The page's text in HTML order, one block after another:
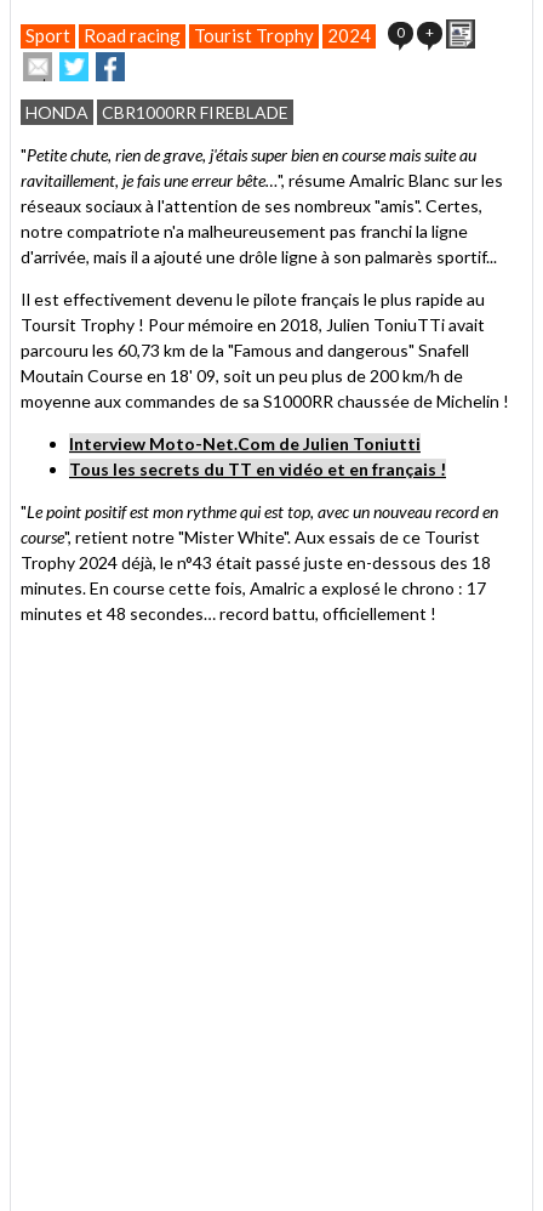
Sport Road racing Tourist Trophy 2024 0 +
Envoyer
cet
article
à
un
ami
Partager
sur
Twitter
sur
Facebook
HONDA CBR1000RR FIREBLADE
"Petite chute, rien de grave, j'étais super bien en course mais suite au
ravitaillement, je fais une erreur bête…", résume Amalric Blanc sur les
réseaux sociaux à l'attention de ses nombreux "amis". Certes,
notre compatriote n'a malheureusement pas franchi la ligne
d'arrivée, mais il a ajouté une drôle ligne à son palmarès sportif...
Il est effectivement devenu le pilote français le plus rapide au
Toursit Trophy ! Pour mémoire en 2018, Julien ToniuTTi avait
parcouru les 60,73 km de la "Famous and dangerous" Snafell
Moutain Course en 18' 09, soit un peu plus de 200 km/h de
moyenne aux commandes de sa S1000RR chaussée de Michelin !
Interview Moto-Net.Com de Julien Toniutti
Tous les secrets du TT en vidéo et en français !
"Le point positif est mon rythme qui est top, avec un nouveau record en
course", retient notre "Mister White". Aux essais de ce Tourist
Trophy 2024 déjà, le n°43 était passé juste en-dessous des 18
minutes. En course cette fois, Amalric a explosé le chrono : 17
minutes et 48 secondes… record battu, officiellement !